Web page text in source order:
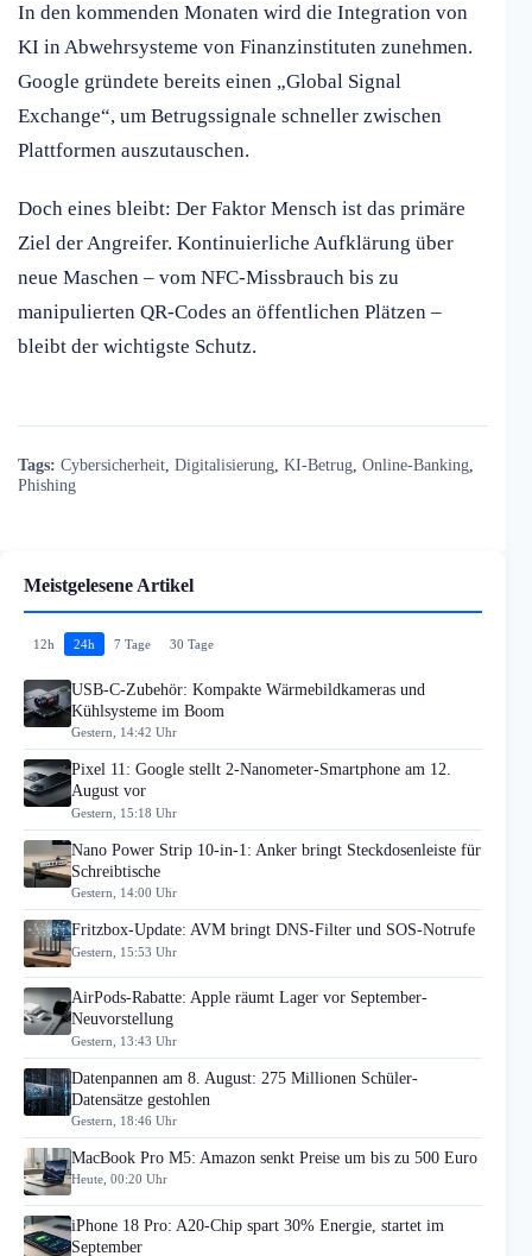
In den kommenden Monaten wird die Integration von
KI in Abwehrsysteme von Finanzinstituten zunehmen.
Google gründete bereits einen „Global Signal
Exchange“, um Betrugssignale schneller zwischen
Plattformen auszutauschen.
Doch eines bleibt: Der Faktor Mensch ist das primäre
Ziel der Angreifer. Kontinuierliche Aufklärung über
neue Maschen – vom NFC-Missbrauch bis zu
manipulierten QR-Codes an öffentlichen Plätzen –
bleibt der wichtigste Schutz.
Tags: Cybersicherheit Digitalisierung KI-Betrug Online-Banking
Phishing
Meistgelesene Artikel
12h 24h 7 Tage 30 Tage
USB-C-Zubehör: Kompakte Wärmebildkameras und
Kühlsysteme im Boom
Gestern, 14:42 Uhr
Pixel 11: Google stellt 2-Nanometer-Smartphone am 12.
August vor
Gestern, 15:18 Uhr
Nano Power Strip 10-in-1: Anker bringt Steckdosenleiste für
Schreibtische
Gestern, 14:00 Uhr
Fritzbox-Update: AVM bringt DNS-Filter und SOS-Notrufe
Gestern, 15:53 Uhr
AirPods-Rabatte: Apple räumt Lager vor September-
Neuvorstellung
Gestern, 13:43 Uhr
Datenpannen am 8. August: 275 Millionen Schüler-
Datensätze gestohlen
Gestern, 18:46 Uhr
MacBook Pro M5: Amazon senkt Preise um bis zu 500 Euro
Heute, 00:20 Uhr
iPhone 18 Pro: A20-Chip spart 30% Energie, startet im
September